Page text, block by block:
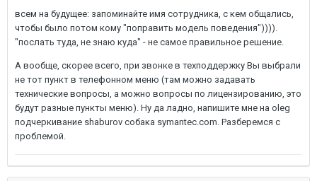
всем на будущее: запоминайте имя сотрудника, с кем общались,
чтобы было потом кому "поправить модель поведения")))).
"послать туда, не знаю куда" - не самое правильное решение.
А вообще, скорее всего, при звонке в техподдержку Вы выбрали
не тот пункт в телефонном меню (там можно задавать
технические вопросы, а можно вопросы по лицензированию, это
будут разные пункты меню). Ну да ладно, напишите мне на oleg
подчеркивание shaburov собака symantec.com. Разберемся с
проблемой.